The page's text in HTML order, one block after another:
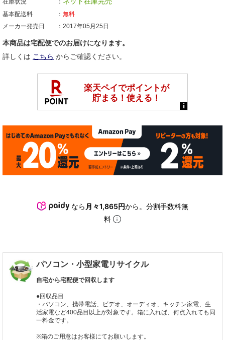
基本配送料
無料
メーカー発売日
2017年05月25日
本商品は宅配便でのお届けになります。
詳しくは こちら からご確認ください。
なら 月々1,865円から。分割手数料無
料
パソコン・小型家電リサイクル
自宅から宅配便で回収します
●回収品目
・パソコン、携帯電話、ビデオ、オーディオ、キッチン家電、生
活家電など400品目以上が対象です。箱に入れば、何点入れても同
一料金です。
※箱のご用意はお客様にてお願いします。